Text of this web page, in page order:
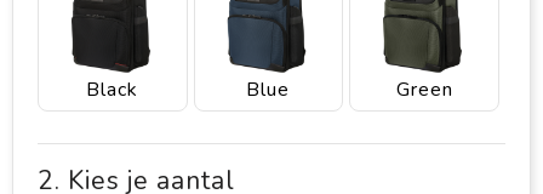
Black Blue Green
2. Kies je aantal